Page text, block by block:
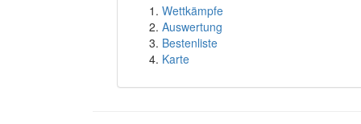
Wettkämpfe
Auswertung
Bestenliste
Karte